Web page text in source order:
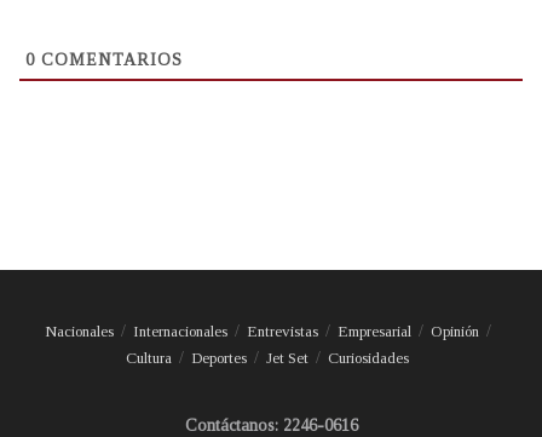
0 COMENTARIOS
Nacionales Internacionales Entrevistas Empresarial
Opinión
Cultura
Deportes Jet Set Curiosidades
Contáctanos: 2246-0616